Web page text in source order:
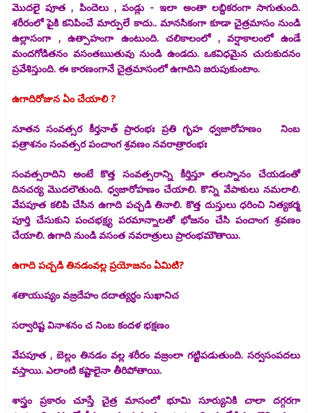
మొదలై పూత , పిందెలు , పండ్లు - ఇలా అంతా లబ్దికరంగా సాగుతుంది.
శరీరంలో పైకి కనిపించే మార్పులే కాదు.. మానసికంగా కూడా చైత్రమాసం నుండి
ఉల్లాసంగా , ఉత్సాహంగా ఉంటుంది. చలికాలంలో , వర్షాకాలంలో ఉండే
మందగోడితనం వసంతఋతువు నుండి ఉండదు. ఒకవిధమైన చురుకుదనం
ప్రవేశిస్తుంది. ఈ కారణంగానే చైత్రమాసంలో ఉగాదిని జరుపుకుంటాం.
ఉగాదిరోజున ఏం చేయాలి ?
నూతన సంవత్సర కీర్తనాత్ ప్రారంభః ప్రతి గృహ ధ్వజారోహణం నింబ
పత్రాశనం సంవత్సర పంచాంగ శ్రవణం నవరాత్రారంభః
సంవత్సరాదిని అంటే కొత్త సంవత్సరాన్ని కీర్తిస్తూ తలస్నానం చేయడంతో
దినచర్య మొదలౌతుంది. ధ్వజారోహణం చేయాలి. కొన్ని వేపాకులు నమలాలి.
వేపపూత కలిపి చేసిన ఉగాది పచ్చడి తినాలి. కొత్త దుస్తులు ధరించి నిత్యకర్మ
పూర్తి చేసుకుని పంచభక్ష్య పరమాన్నాలతో భోజనం చేసి పంచాంగ శ్రవణం
చేయాలి. ఉగాది నుండి వసంత నవరాత్రులు ప్రారంభమౌతాయి.
ఉగాది పచ్చడి తినడంవల్ల ప్రయోజనం ఏమిటి?
శతాయుష్యం వజ్రదేహం దదాత్యర్ధం సుఖానిచ
సర్వారిష్ట వినాశనం చ నింబ కందళ భక్షణం
వేపపూత , బెల్లం తినడం వల్ల శరీరం వజ్రంలా గట్టిపడుతుంది. సర్వసంపదలు
వస్తాయి. ఎలాంటి కష్టాలైనా తీరిపోతాయి.
శాస్త్రం ప్రకారం చూస్తే చైత్ర మాసంలో భూమి సూర్యునికి చాలా దగ్గరగా